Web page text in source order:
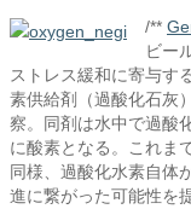
/**
ビー
ストレス緩和に寄与す
素供給剤（過酸化石灰
察。同剤は水中で過酸
に酸素となる。これま
同様、過酸化水素自体
進に繋がった可能性を